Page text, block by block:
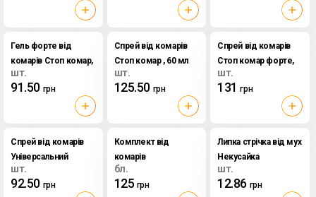
Гель форте від
комарів Стоп комар,
60 мл
шт.
91.50 грн
Спрей від комарів
Стоп комар , 60 мл
шт.
125.50 грн
Спрей від комарів
Стоп комар форте,
60 мл
шт.
131 грн
Спрей від комарів
Універсальний
захист Mosquitall ,
100 мл
шт.
92.50 грн
Комплект від
комарів
Електрофумігатор +
рідина, 45 ночей
бл.
125 грн
Липка стрічка від мух
Некусайка
шт.
12.86 грн